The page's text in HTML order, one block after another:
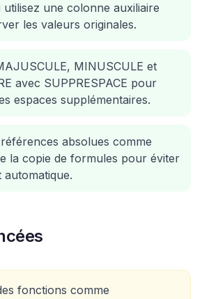
une colonne auxiliaire
les valeurs originales.
MINUSCULE et
avec SUPPRESPACE pour
espaces supplémentaires.
absolues comme
la copie de formules pour éviter
automatique.
fonctions comme